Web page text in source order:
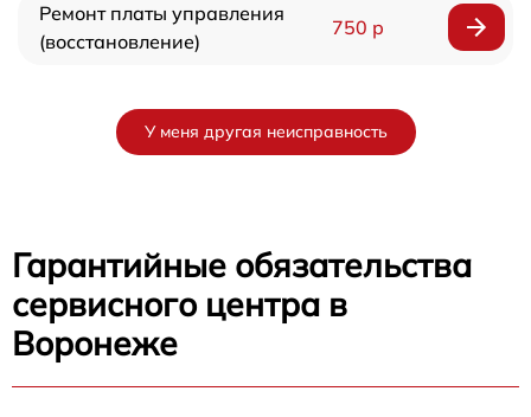
Ремонт платы управления
(восстановление)
750 р
У меня другая неисправность
Гарантийные обязательства
сервисного центра в
Воронеже